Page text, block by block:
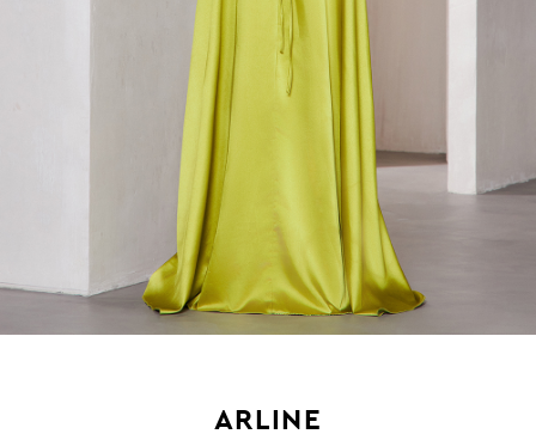
ARLINE